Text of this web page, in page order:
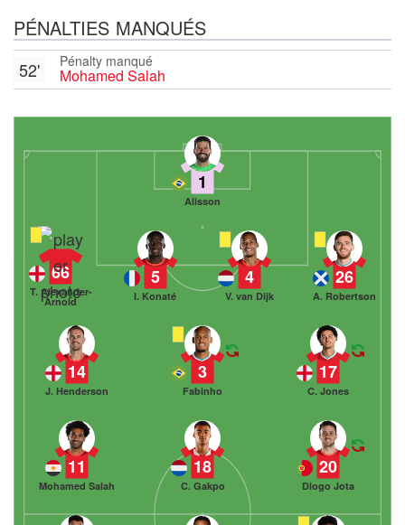
PÉNALTIES MANQUÉS
Pénalty manqué
Mohamed Salah
52'
1
Alisson
26
A. Robertson
4
V. van Dijk
5
I. Konaté
66
T. Alexander-
Arnold
17
C. Jones
3
Fabinho
14
J. Henderson
20
Diogo Jota
18
C. Gakpo
11
Mohamed Salah